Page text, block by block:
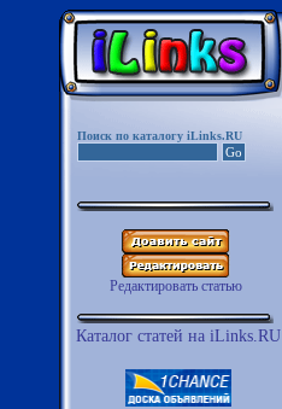
Поиск по каталогу iLinks.RU
Редактировать статью
Каталог статей на iLinks.RU